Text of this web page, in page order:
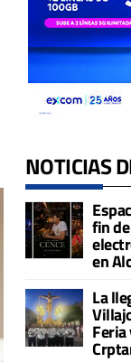
NOTICIAS
fin
en
La